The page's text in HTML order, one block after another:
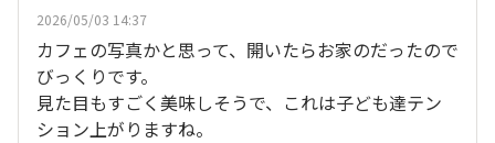
2026/05/03 14:37
カフェの写真かと思って、開いたらお家のだったので
びっくりです。
見た目もすごく美味しそうで、これは子ども達テン
ション上がりますね。